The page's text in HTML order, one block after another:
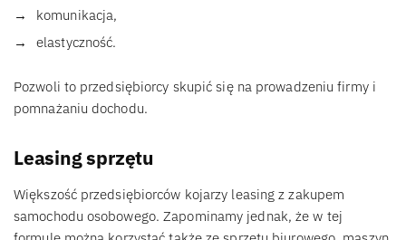
komunikacja,
elastyczność.
Pozwoli to przedsiębiorcy skupić się na prowadzeniu firmy i
pomnażaniu dochodu.
Leasing sprzętu
Większość przedsiębiorców kojarzy leasing z zakupem
samochodu osobowego. Zapominamy jednak, że w tej